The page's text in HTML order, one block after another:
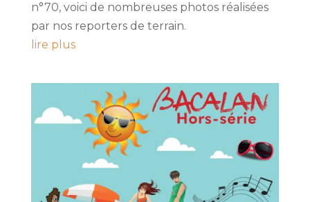
n°70, voici de nombreuses photos réalisées
par nos reporters de terrain.
lire plus